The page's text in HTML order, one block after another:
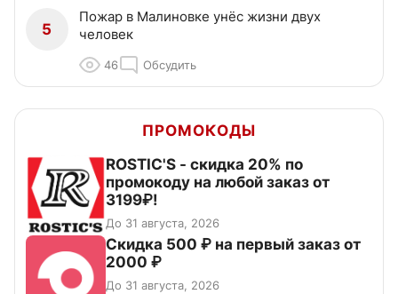
5
Пожар в Малиновке унёс жизни двух
человек
46 Обсудить
ПРОМОКОДЫ
ROSTIC'S - скидка 20% по
промокоду на любой заказ от
3199₽!
До 31 августа, 2026
Скидка 500 ₽ на первый заказ от
2000 ₽
До 31 августа, 2026